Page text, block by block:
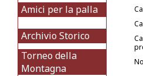
Amici per la palla
Archivio Storico
Torneo della
Montagna